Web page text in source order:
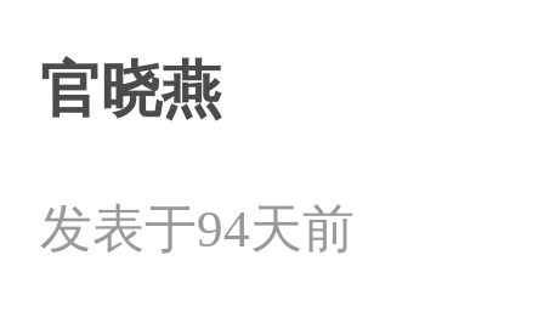
官晓燕
发表于94天前